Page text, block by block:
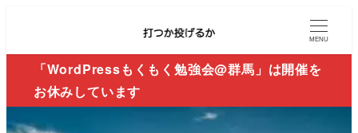
MENU
「WordPressもくもく勉強会@群馬」は開催を
お休みしています